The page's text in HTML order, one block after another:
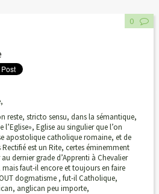
reste, stricto sensu, dans la sémantique,
l’Eglise», Eglise au singulier que l’on
apostolique catholique romaine, et de
est un Rite, certes éminemment
dernier grade d’Apprenti à Chevalier
mais faut-il encore et toujours en faire
dogmatisme , fut-il Catholique,
anglican peu importe,
0